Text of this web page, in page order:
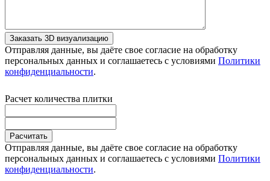
Заказать 3D визуализацию
Отправляя данные, вы даёте свое согласие на обработку
персональных данных и соглашаетесь с условиями Политики
конфиденциальности.
Расчет количества плитки
Расчитать
Отправляя данные, вы даёте свое согласие на обработку
персональных данных и соглашаетесь с условиями Политики
конфиденциальности.